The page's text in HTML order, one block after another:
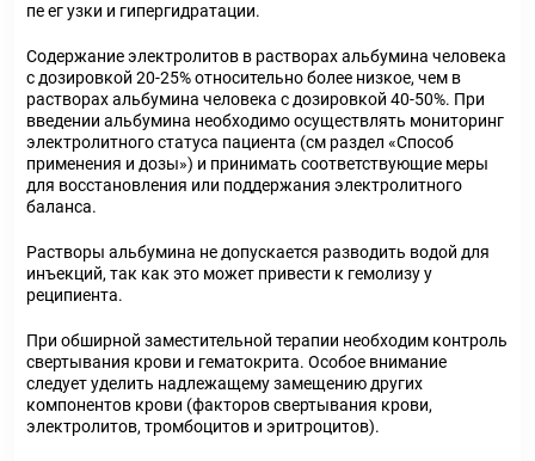
пе ег узки и гипергидратации.
Содержание электролитов в растворах альбумина человека
с дозировкой 20-25% относительно более низкое, чем в
растворах альбумина человека с дозировкой 40-50%. При
введении альбумина необходимо осуществлять мониторинг
электролитного статуса пациента (см раздел «Способ
применения и дозы») и принимать соответствующие меры
для восстановления или поддержания электролитного
баланса.
Растворы альбумина не допускается разводить водой для
инъекций, так как это может привести к гемолизу у
реципиента.
При обширной заместительной терапии необходим контроль
свертывания крови и гематокрита. Особое внимание
следует уделить надлежащему замещению других
компонентов крови (факторов свертывания крови,
электролитов, тромбоцитов и эритроцитов).